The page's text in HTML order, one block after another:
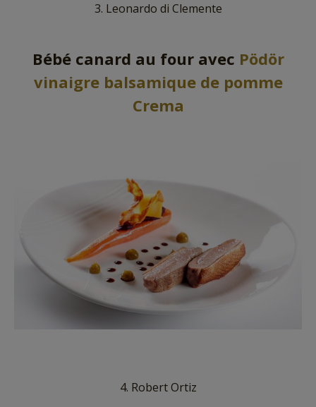
3. Leonardo di Clemente
Bébé canard au four avec Pödör
vinaigre balsamique de pomme
Crema
4. Robert Ortiz